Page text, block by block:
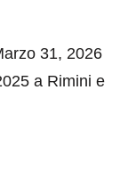
31, 2026
a Rimini e